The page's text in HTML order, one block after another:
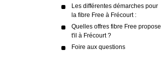
Les différentes démarches pour
la fibre Free à Frécourt :
Quelles offres fibre Free propose
t'il à Frécourt ?
Foire aux questions